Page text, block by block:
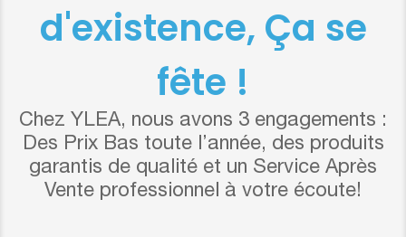
d'existence, Ça se
fête !
Chez YLEA, nous avons 3 engagements :
Des Prix Bas toute l’année, des produits
garantis de qualité et un Service Après
Vente professionnel à votre écoute!